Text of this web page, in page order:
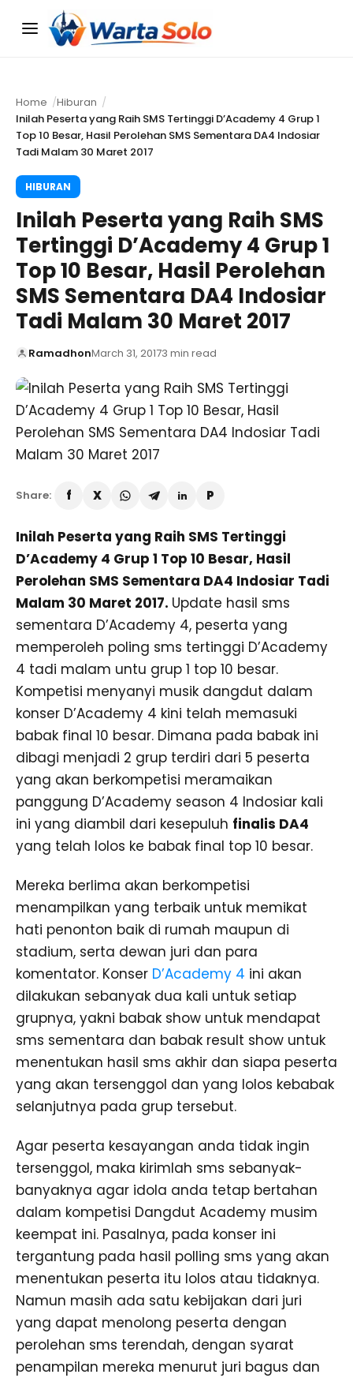
Menu
Home
Hiburan
Inilah Peserta yang Raih SMS Tertinggi D’Academy 4 Grup 1
Top 10 Besar, Hasil Perolehan SMS Sementara DA4 Indosiar
Tadi Malam 30 Maret 2017
HIBURAN
Inilah Peserta yang Raih SMS
Tertinggi D’Academy 4 Grup 1
Top 10 Besar, Hasil Perolehan
SMS Sementara DA4 Indosiar
Tadi Malam 30 Maret 2017
RamadhonMarch 31, 20173 min read
Share:
Inilah Peserta yang Raih SMS Tertinggi
D’Academy 4 Grup 1 Top 10 Besar, Hasil
Perolehan SMS Sementara DA4 Indosiar Tadi
Malam 30 Maret 2017. Update hasil sms
sementara D’Academy 4, peserta yang
memperoleh poling sms tertinggi D’Academy
4 tadi malam untu grup 1 top 10 besar.
Kompetisi menyanyi musik dangdut dalam
konser D’Academy 4 kini telah memasuki
babak final 10 besar. Dimana pada babak ini
dibagi menjadi 2 grup terdiri dari 5 peserta
yang akan berkompetisi meramaikan
panggung D’Academy season 4 Indosiar kali
ini yang diambil dari kesepuluh finalis DA4
yang telah lolos ke babak final top 10 besar.
Mereka berlima akan berkompetisi
menampilkan yang terbaik untuk memikat
hati penonton baik di rumah maupun di
stadium, serta dewan juri dan para
komentator. Konser D’Academy 4 ini akan
dilakukan sebanyak dua kali untuk setiap
grupnya, yakni babak show untuk mendapat
sms sementara dan babak result show untuk
menentukan hasil sms akhir dan siapa peserta
yang akan tersenggol dan yang lolos kebabak
selanjutnya pada grup tersebut.
Agar peserta kesayangan anda tidak ingin
tersenggol, maka kirimlah sms sebanyak-
banyaknya agar idola anda tetap bertahan
dalam kompetisi Dangdut Academy musim
keempat ini. Pasalnya, pada konser ini
tergantung pada hasil polling sms yang akan
menentukan peserta itu lolos atau tidaknya.
Namun masih ada satu kebijakan dari juri
yang dapat menolong peserta dengan
perolehan sms terendah, dengan syarat
penampilan mereka menurut juri bagus dan